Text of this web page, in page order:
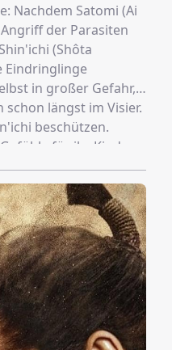
Nachdem Satomi (Ai
der Parasiten
(Shôta
Eindringlinge
in großer Gefahr,
schon längst im Visier.
beschützen.
für ihr Kind
Derweil ermittelt
(Nao Ohmori) auf
wittert. Doch er
Leben seiner
nicht mehr klar
die Schuld am den
die Hebel in
Schicksal